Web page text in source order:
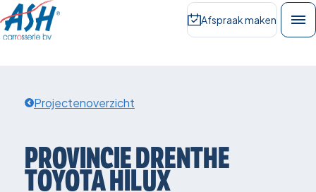
Afspraak maken
Projectenoverzicht
PROVINCIEDRENTHE
TOYOTAHILUX